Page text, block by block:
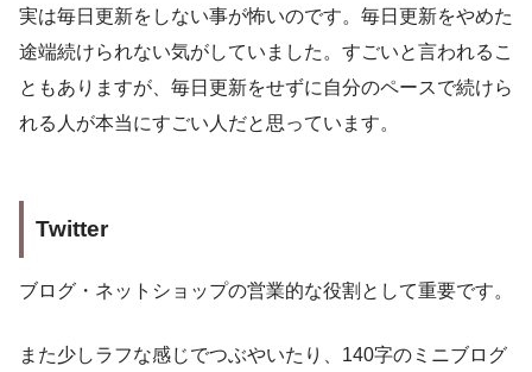
実は毎日更新をしない事が怖いのです。毎日更新をやめた
途端続けられない気がしていました。すごいと言われるこ
ともありますが、毎日更新をせずに自分のペースで続けら
れる人が本当にすごい人だと思っています。
Twitter
ブログ・ネットショップの営業的な役割として重要です。
また少しラフな感じでつぶやいたり、140字のミニブログ